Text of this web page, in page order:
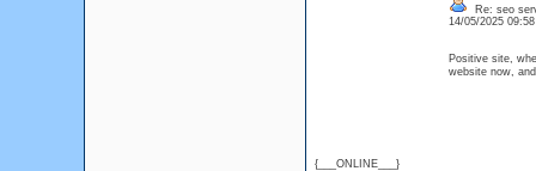
{___ONLINE___}
Re: seo
14/05/2025
Positive site,
website now,